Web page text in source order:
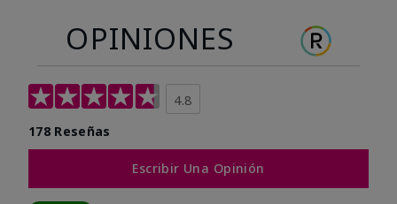
OPINIONES
4.8
178 Reseñas
Escribir Una Opinión